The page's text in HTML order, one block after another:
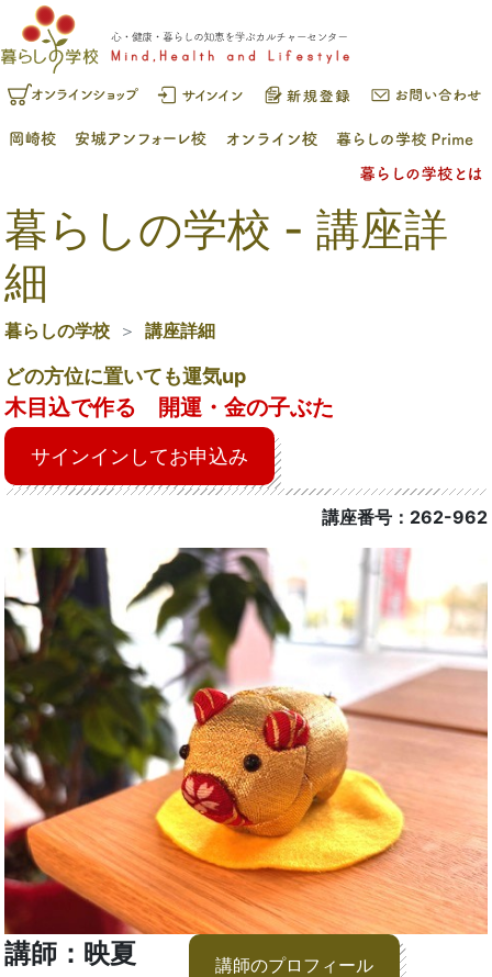
暮らしの学校 - 講座詳
細
暮らしの学校 講座詳細
どの方位に置いても運気up
木目込で作る 開運・金の子ぶた
サインインしてお申込み
講座番号：262-962
講師：映夏 講師のプロフィール